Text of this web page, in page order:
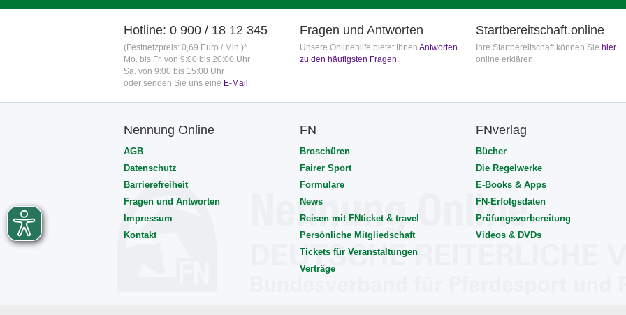
Hotline: 0 900 / 18 12 345
(Festnetzpreis: 0,69 Euro / Min.)*
Mo. bis Fr. von 9:00 bis 20:00 Uhr
Sa. von 9:00 bis 15:00 Uhr
oder senden Sie uns eine E-Mail .
Fragen und Antworten
Unsere Onlinehilfe bietet Ihnen Antworten
zu den häufigsten Fragen.
Startbereitschaft.online
Ihre Startbereitschaft können Sie hier
online erklären.
Nennung Online
AGB
Datenschutz
Barrierefreiheit
Fragen und Antworten
Impressum
Kontakt
FN
Broschüren
Fairer Sport
Formulare
News
Reisen mit FNticket & travel
Persönliche Mitgliedschaft
Tickets für Veranstaltungen
Verträge
FNverlag
Bücher
Die Regelwerke
E-Books & Apps
FN-Erfolgsdaten
Prüfungsvorbereitung
Videos & DVDs